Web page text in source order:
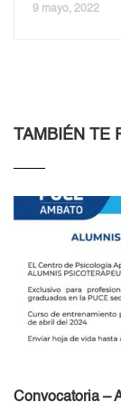
9 mayo, 2022
TAMBIÉN TE
Convocatoria –